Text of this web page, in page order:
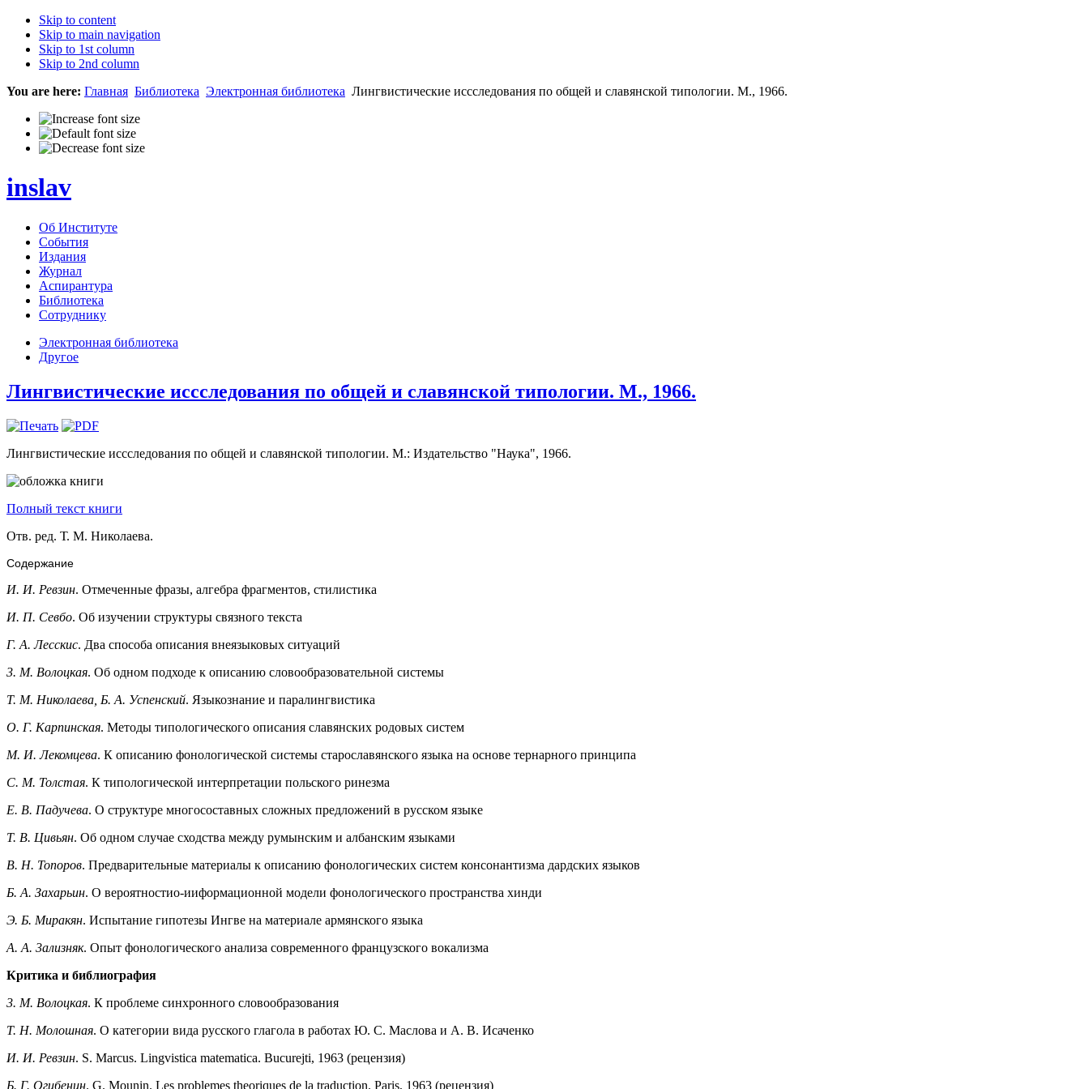
Skip to content
Skip to main navigation
Skip to 1st column
Skip to 2nd column
You are here: Главная Библиотека Электронная библиотека Лингвистические иссследования по общей и славянской типологии. М., 1966.
inslav
Об Институте
События
Издания
Журнал
Аспирантура
Библиотека
Сотруднику
Электронная библиотека
Другое
Лингвистические иссследования по общей и славянской типологии. М., 1966.
Лингвистические иссследования по общей и славянской типологии. М.: Издательство "Наука", 1966.
Полный текст книги
Отв. ред. Т. М. Николаева.
Содержание
И. И. Ревзин. Отмеченные фразы, алгебра фрагментов, стилистика
И. П. Севбо. Об изучении структуры связного текста
Г. А. Лесскис. Два способа описания внеязыковых ситуаций
3. М. Волоцкая. Об одном подходе к описанию словообразовательной системы
Т. М. Николаева, Б. А. Успенский. Языкознание и паралингвистика
О. Г. Карпинская. Методы типологического описания славянских родовых систем
М. И. Лекомцева. К описанию фонологической системы старославянского языка на основе тернарного принципа
С. М. Толстая. К типологической интерпретации польского ринезма
Е. В. Падучева. О структуре многосоставных сложных предложений в русском языке
Т. В. Цивьян. Об одном случае сходства между румынским и албанским языками
В. Н. Топоров. Предварительные материалы к описанию фонологических систем консонантизма дардских языков
Б. А. Захарьин. О вероятностио-ииформационной модели фонологического пространства хинди
Э. Б. Миракян. Испытание гипотезы Ингве на материале армянского языка
А. А. 3ализняк. Опыт фонологического анализа современного французского вокализма
Критика и библиография
3. М. Волоцкая. К проблеме синхронного словообразования
Т. Н. Молошная. О категории вида русского глагола в работах Ю. С. Маслова и А. В. Исаченко
И. И. Ревзин. S. Marcus. Lingvistica matematica. Bucurejti, 1963 (рецензия)
Б. Г. Огибенин. G. Mounin. Les problemes theoriques de la traduction. Paris, 1963 (рецензия)